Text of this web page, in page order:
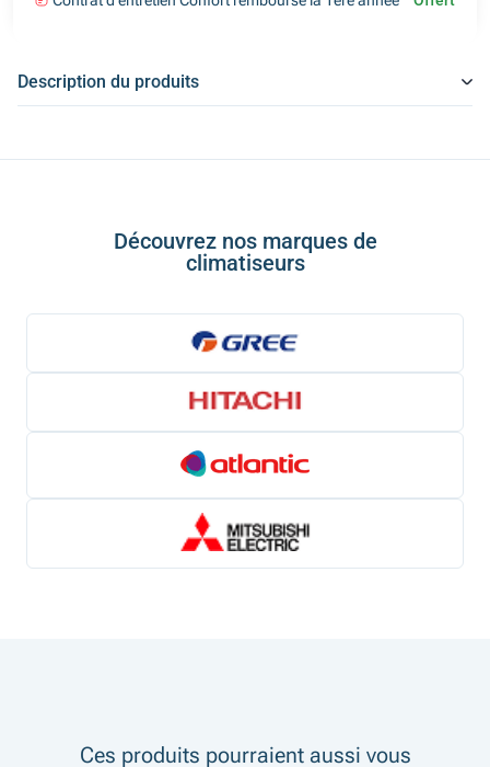
Description du produits
Découvrez nos marques de
climatiseurs
Ces produits pourraient aussi vous